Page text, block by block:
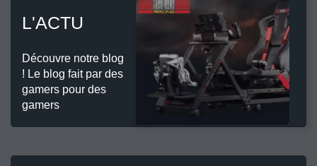
L'ACTU
Découvre notre blog
! Le blog fait par des
gamers pour des
gamers